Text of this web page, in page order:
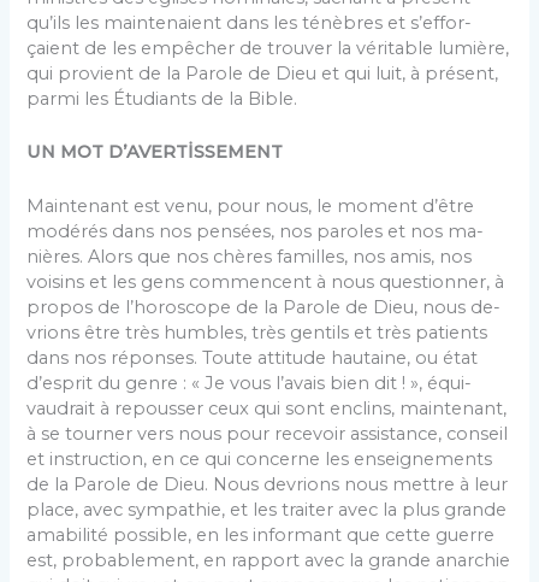
qu’ils les maintenaient dans les ténèbres et s’effor­
çaient de les empêcher de trouver la véritable lumière,
qui provient de la Parole de Dieu et qui luit, à présent,
parmi les Étudiants de la Bible.
UN MOT D’AVERTİSSEMENT
Maintenant est venu, pour nous, le moment d’être
modérés dans nos pensées, nos paroles et nos ma­
nières. Alors que nos chères familles, nos amis, nos
voisins et les gens commencent à nous questionner, à
propos de l’horoscope de la Parole de Dieu, nous de­
vrions être très humbles, très gentils et très patients
dans nos réponses. Toute attitude hautaine, ou état
d’esprit du genre : « Je vous l’avais bien dit ! », équi­
vaudrait à repousser ceux qui sont enclins, maintenant,
à se tourner vers nous pour recevoir assistance, con­seil
et instruction, en ce qui concerne les enseigne­ments
de la Parole de Dieu. Nous devrions nous mettre à leur
place, avec sympathie, et les traiter avec la plus grande
amabilité possible, en les informant que cette guerre
est, probablement, en rapport avec la grande anarchie